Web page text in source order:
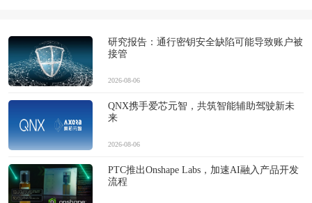
研究报告：通行密钥安全缺陷可能导致账户被
接管
2026-08-06
QNX携手爱芯元智，共筑智能辅助驾驶新未
来
2026-08-06
PTC推出Onshape Labs，加速AI融入产品开发
流程